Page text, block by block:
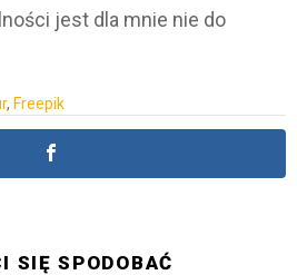
jest dla mnie nie do
, Freepik
SIĘ SPODOBAĆ